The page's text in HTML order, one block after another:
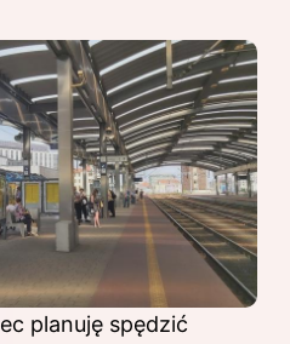
planuję spędzić